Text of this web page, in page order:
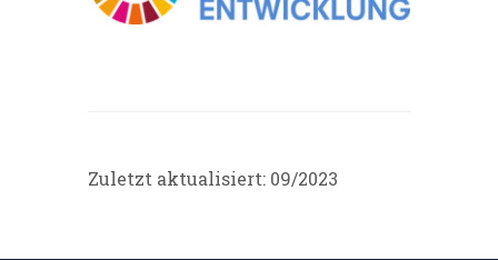
Zuletzt aktualisiert: 09/2023